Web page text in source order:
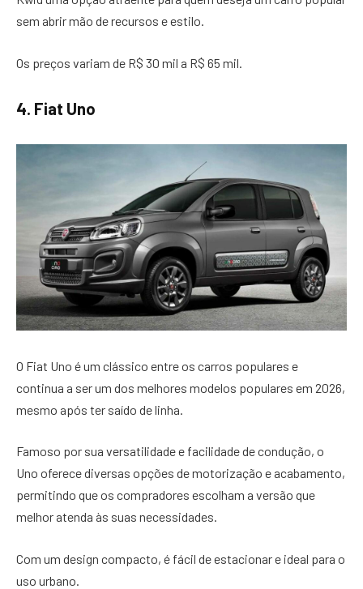
sem abrir mão de recursos e estilo.
Os preços variam de R$ 30 mil a R$ 65 mil.
4. Fiat Uno
O Fiat Uno é um clássico entre os carros populares e
continua a ser um dos melhores modelos populares em 2026,
mesmo após ter saído de linha.
Famoso por sua versatilidade e facilidade de condução, o
Uno oferece diversas opções de motorização e acabamento,
permitindo que os compradores escolham a versão que
melhor atenda às suas necessidades.
Com um design compacto, é fácil de estacionar e ideal para o
uso urbano.